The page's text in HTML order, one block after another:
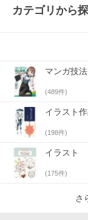
カテゴリから
マンガ技法
(489件)
イラスト
(198件)
イラスト
(175件)
さ